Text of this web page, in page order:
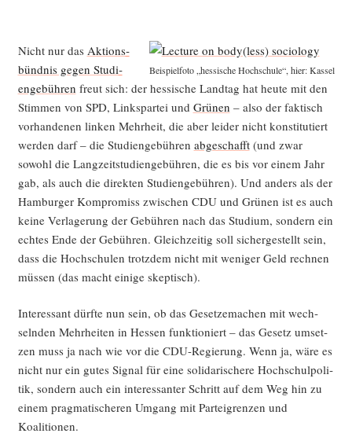
Bei­spiel­fo­to „hes­si­sche Hoch­schu­le“, hier: Kassel
Nicht nur das Akti­ons­
bünd­nis gegen Stu­di­
en­ge­büh­ren freut sich: der hes­si­sche Land­tag hat heu­te mit den
Stim­men von SPD, Links­par­tei und Grü­nen – also der fak­tisch
vor­han­de­nen lin­ken Mehr­heit, die aber lei­der nicht kon­sti­tu­tiert
wer­den darf – die Stu­di­en­ge­büh­ren abge­schafft(und zwar
sowohl die Lang­zeit­stu­di­en­ge­büh­ren, die es bis vor einem Jahr
gab, als auch die direk­ten Stu­di­en­ge­büh­ren). Und anders als der
Ham­bur­ger Kom­pro­miss zwi­schen CDU und Grü­nen ist es auch
kei­ne Ver­la­ge­rung der Gebüh­ren nach das Stu­di­um, son­dern ein
ech­tes Ende der Gebüh­ren. Gleich­zei­tig soll sicher­ge­stellt sein,
dass die Hoch­schu­len trotz­dem nicht mit weni­ger Geld rech­nen
müs­sen (das macht eini­ge skeptisch).
Inter­es­sant dürf­te nun sein, ob das Geset­ze­ma­chen mit wech­
seln­den Mehr­hei­ten in Hes­sen funk­tio­niert – das Gesetz umset­
zen muss ja nach wie vor die CDU-Regie­rung. Wenn ja, wäre es
nicht nur ein gutes Signal für eine soli­da­ri­sche­re Hoch­schul­po­li­
tik, son­dern auch ein inter­es­san­ter Schritt auf dem Weg hin zu
einem prag­ma­ti­sche­ren Umgang mit Par­tei­gren­zen und
Koalitionen.